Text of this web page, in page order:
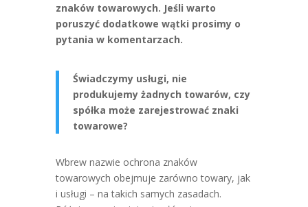
znaków towarowych. Jeśli warto
poruszyć dodatkowe wątki prosimy o
pytania w komentarzach.
Świadczymy usługi, nie
produkujemy żadnych towarów, czy
spółka może zarejestrować znaki
towarowe?
Wbrew nazwie ochrona znaków
towarowych obejmuje zarówno towary, jak
i usługi – na takich samych zasadach.